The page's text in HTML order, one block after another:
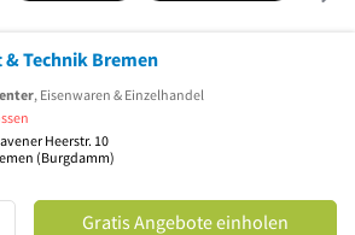
& Technik Bremen
, Eisenwaren & Einzelhandel
Heerstr. 10
(Burgdamm)
Gratis Angebote einholen